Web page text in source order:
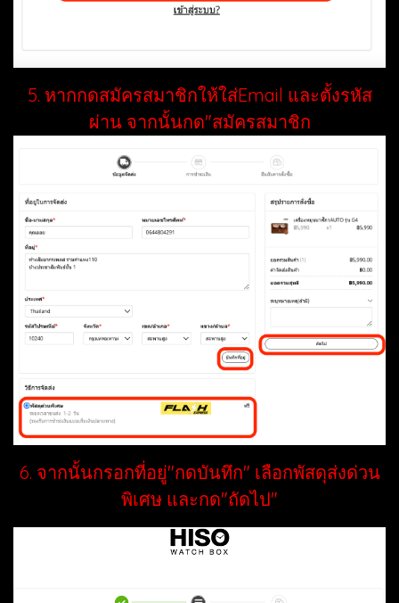
5. หากกดสมัครสมาชิกให้ใส่Email และตั้งรหัส
ผ่าน จากนั้นกด"สมัครสมาชิก
6. จากนั้นกรอกที่อยู่"กดบันทึก" เลือกพัสดุส่งด่วน
พิเศษ และกด"ถัดไป"